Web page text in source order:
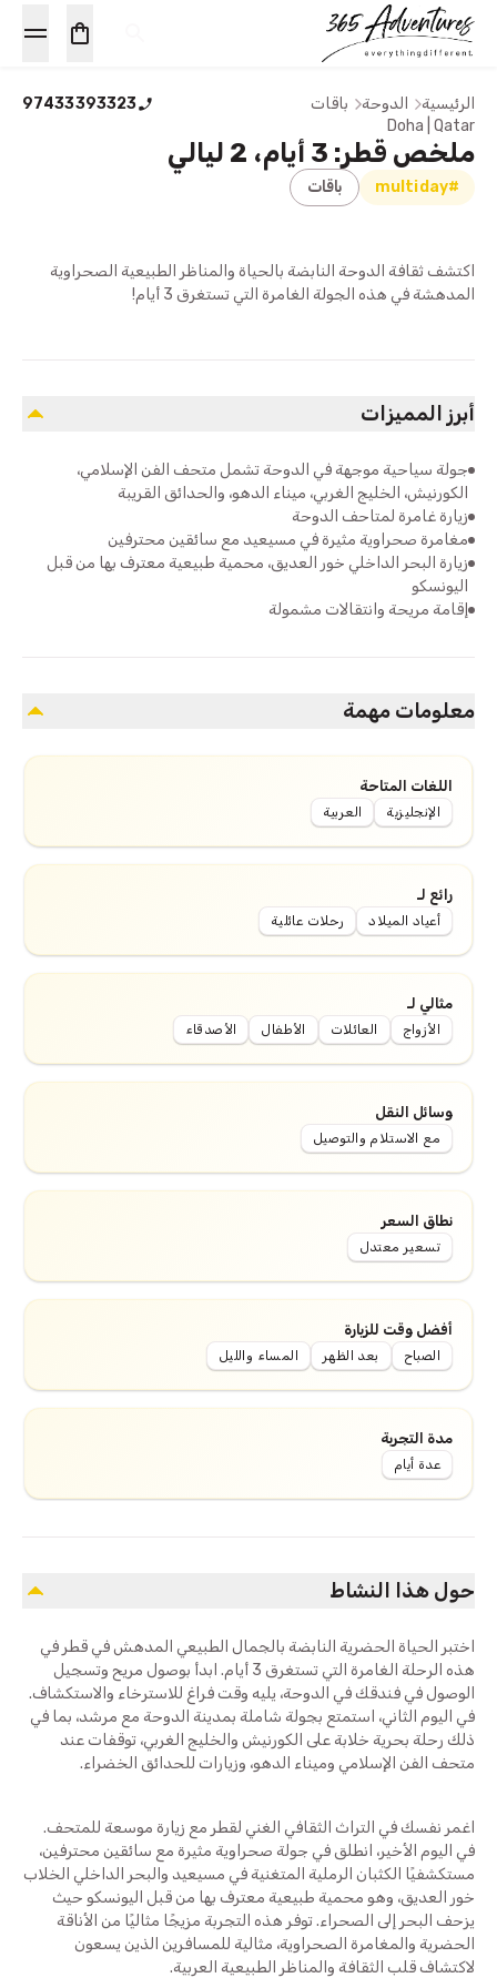
الرئيسية الدوحة باقات
97433393323
Doha | Qatar
ملخص قطر: 3 أيام، 2 ليالي
#multiday باقات
اكتشف ثقافة الدوحة النابضة بالحياة والمناظر الطبيعية الصحراوية
المدهشة في هذه الجولة الغامرة التي تستغرق 3 أيام!
أبرز المميزات
جولة سياحية موجهة في الدوحة تشمل متحف الفن الإسلامي،
الكورنيش، الخليج الغربي، ميناء الدهو، والحدائق القريبة
زيارة غامرة لمتاحف الدوحة
مغامرة صحراوية مثيرة في مسيعيد مع سائقين محترفين
زيارة البحر الداخلي خور العديق، محمية طبيعية معترف بها من قبل
اليونسكو
إقامة مريحة وانتقالات مشمولة
معلومات مهمة
اللغات المتاحة
الإنجليزية العربية
رائع لـ
أعياد الميلاد رحلات عائلية
مثالي لـ
الأزواج العائلات الأطفال الأصدقاء
وسائل النقل
مع الاستلام والتوصيل
نطاق السعر
تسعير معتدل
أفضل وقت للزيارة
الصباح بعد الظهر المساء والليل
مدة التجربة
عدة أيام
حول هذا النشاط
اختبر الحياة الحضرية النابضة بالجمال الطبيعي المدهش في قطر في
هذه الرحلة الغامرة التي تستغرق 3 أيام. ابدأ بوصول مريح وتسجيل
الوصول في فندقك في الدوحة، يليه وقت فراغ للاسترخاء والاستكشاف.
في اليوم الثاني، استمتع بجولة شاملة بمدينة الدوحة مع مرشد، بما في
ذلك رحلة بحرية خلابة على الكورنيش والخليج الغربي، توقفات عند
متحف الفن الإسلامي وميناء الدهو، وزيارات للحدائق الخضراء.
اغمر نفسك في التراث الثقافي الغني لقطر مع زيارة موسعة للمتحف.
في اليوم الأخير، انطلق في جولة صحراوية مثيرة مع سائقين محترفين،
مستكشفيًا الكثبان الرملية المتغنية في مسيعيد والبحر الداخلي الخلاب
خور العديق، وهو محمية طبيعية معترف بها من قبل اليونسكو حيث
يزحف البحر إلى الصحراء. توفر هذه التجربة مزيجًا مثاليًا من الأناقة
الحضرية والمغامرة الصحراوية، مثالية للمسافرين الذين يسعون
لاكتشاف قلب الثقافة والمناظر الطبيعية العربية.